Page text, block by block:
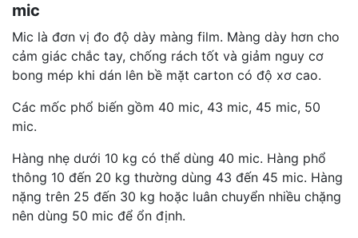
mic
Mic là đơn vị đo độ dày màng film. Màng dày hơn cho
cảm giác chắc tay, chống rách tốt và giảm nguy cơ
bong mép khi dán lên bề mặt carton có độ xơ cao.
Các mốc phổ biến gồm 40 mic, 43 mic, 45 mic, 50
mic.
Hàng nhẹ dưới 10 kg có thể dùng 40 mic. Hàng phổ
thông 10 đến 20 kg thường dùng 43 đến 45 mic. Hàng
nặng trên 25 đến 30 kg hoặc luân chuyển nhiều chặng
nên dùng 50 mic để ổn định.